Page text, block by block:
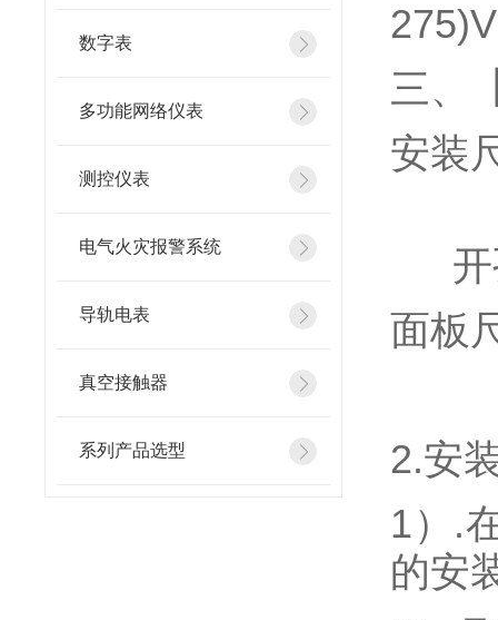
数字表
多功能网络仪表
测控仪表
电气火灾报警系统
导轨电表
真空接触器
系列产品选型
三、
安装
面板
2.安
1）.
的安